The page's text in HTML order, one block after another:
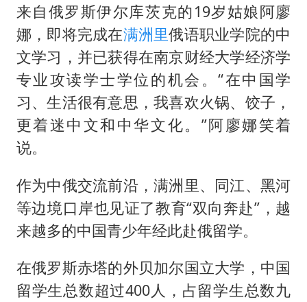
来自俄罗斯伊尔库茨克的19岁姑娘阿廖
娜，即将完成在满洲里俄语职业学院的中
文学习，并已获得在南京财经大学经济学
专业攻读学士学位的机会。“在中国学
习、生活很有意思，我喜欢火锅、饺子，
更着迷中文和中华文化。”阿廖娜笑着
说。
作为中俄交流前沿，满洲里、同江、黑河
等边境口岸也见证了教育“双向奔赴”，越
来越多的中国青少年经此赴俄留学。
在俄罗斯赤塔的外贝加尔国立大学，中国
留学生总数超过400人，占留学生总数九